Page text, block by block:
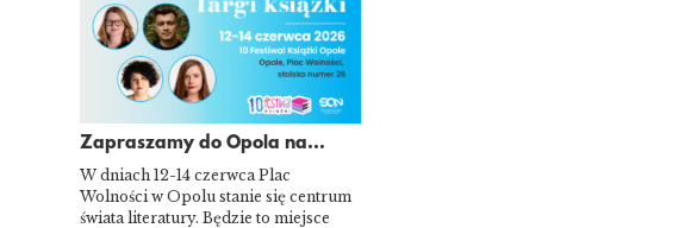
Zapraszamy do Opola na...
W dniach 12-14 czerwca Plac
Wolności w Opolu stanie się centrum
świata literatury. Będzie to miejsce